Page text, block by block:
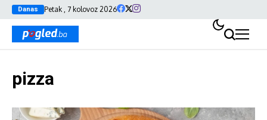
Danas Petak , 7 kolovoz 2026
pizza